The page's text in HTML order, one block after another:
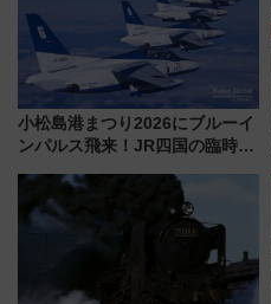
小松島港まつり2026にブルーイ
ンパルス飛来！JR四国の臨時ダ